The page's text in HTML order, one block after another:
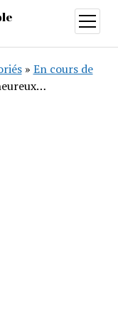
ouvrir
menu
» En cours de